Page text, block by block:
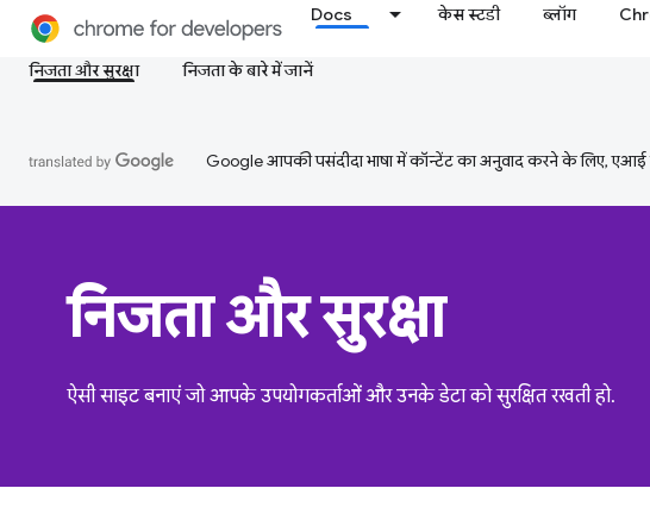
Docs केस स्टडी ब्लॉग
निजता और सुरक्षा
निजता के बारे में जानें
Google आपकी पसंदीदा भाषा में कॉन्टेंट का अनुवाद करने के लिए, एआई
निजता और सुरक्षा
ऐसी साइट बनाएं जो आपके उपयोगकर्ताओं और उनके डेटा को सुरक्षित रखती हो.